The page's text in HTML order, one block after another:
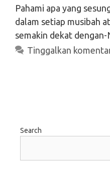
Pahami apa yang
dalam setiap musibah
semakin dekat dengan-
Tinggalkan
Search